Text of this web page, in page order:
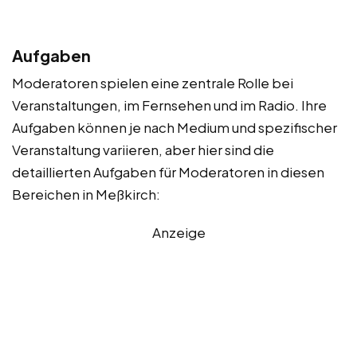
Aufgaben
Moderatoren spielen eine zentrale Rolle bei
Veranstaltungen, im Fernsehen und im Radio. Ihre
Aufgaben können je nach Medium und spezifischer
Veranstaltung variieren, aber hier sind die
detaillierten Aufgaben für Moderatoren in diesen
Bereichen in Meßkirch:
Anzeige